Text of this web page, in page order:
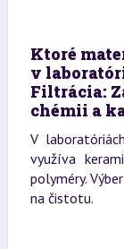
Ktoré
v
Filtrácia:
chémii a
V
využíva
polyméry.
na čistotu.